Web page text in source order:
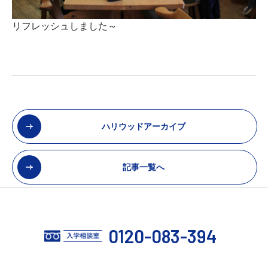
リフレッシュしました～
ハリウッドアーカイブ
記事一覧へ
0120-083-394